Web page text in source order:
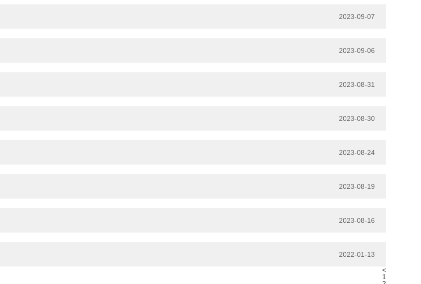
2023-09-07
2023-09-06
2023-08-31
2023-08-30
2023-08-24
2023-08-19
2023-08-16
2022-01-13
<
1